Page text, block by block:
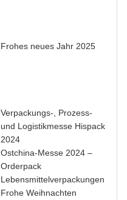
Frohes neues Jahr 2025
Verpackungs-, Prozess-
und Logistikmesse Hispack
2024
Ostchina-Messe 2024 –
Orderpack
Lebensmittelverpackungen
Frohe Weihnachten